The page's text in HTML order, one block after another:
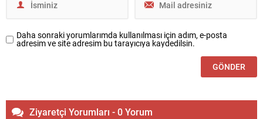
Daha sonraki yorumlarımda kullanılması için adım, e-posta
adresim ve site adresim bu tarayıcıya kaydedilsin.
Ziyaretçi Yorumları - 0 Yorum